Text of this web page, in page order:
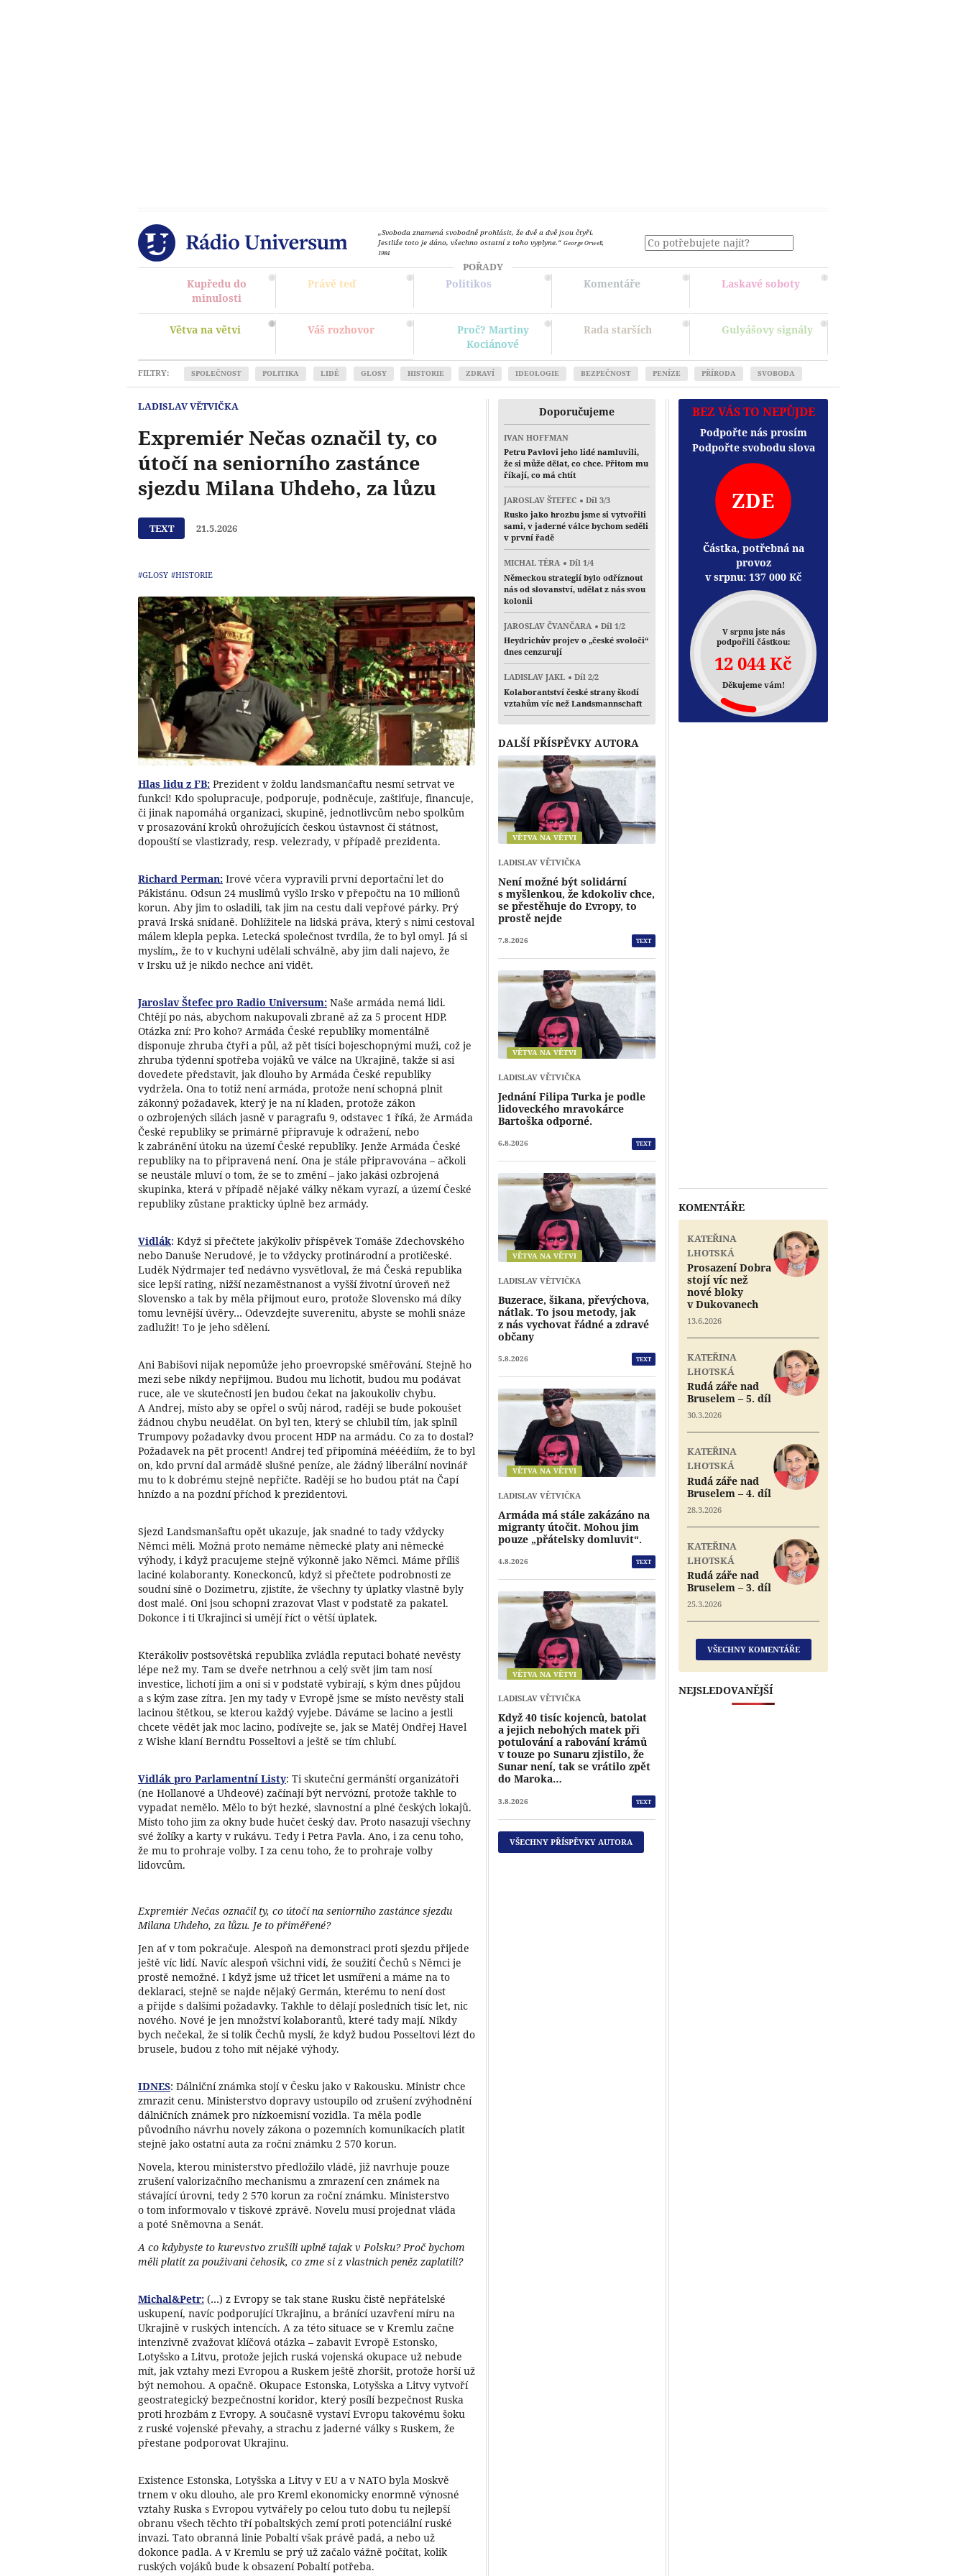
„Svoboda znamená svobodně prohlásit, že dvě a dvě jsou čtyři.
Jestliže toto je dáno, všechno ostatní z toho vyplyne.“ George Orwell,
1984
POŘADY
Kupředu do
minulosti
Právě teď Politikos Komentáře Laskavé soboty
Větva na větvi Váš rozhovor
Proč? Martiny
Kociánové
Rada starších Gulyášovy signály
FILTRY: SPOLEČNOST POLITIKA LIDÉ GLOSY HISTORIE ZDRAVÍ IDEOLOGIE BEZPEČNOST PENÍZE PŘÍRODA SVOBODA
LADISLAV VĚTVIČKA
Expremiér Nečas označil ty, co
útočí na seniorního zastánce
sjezdu Milana Uhdeho, za lůzu
TEXT 21.5.2026
#GLOSY #HISTORIE
Hlas lidu z FB: Prezident v žoldu landsmančaftu nesmí setrvat ve
funkci! Kdo spolupracuje, podporuje, podněcuje, zaštiťuje, financuje,
či jinak napomáhá organizaci, skupině, jednotlivcům nebo spolkům
v prosazování kroků ohrožujících českou ústavnost či státnost,
dopouští se vlastizrady, resp. velezrady, v případě prezidenta.
Richard Perman: Irové včera vypravili první deportační let do
Pákistánu. Odsun 24 muslimů vyšlo Irsko v přepočtu na 10 milionů
korun. Aby jim to osladili, tak jim na cestu dali vepřové párky. Prý
pravá Irská snídaně. Dohlížitele na lidská práva, který s nimi cestoval
málem klepla pepka. Letecká společnost tvrdila, že to byl omyl. Já si
myslím,, že to v kuchyni udělali schválně, aby jim dali najevo, že
v Irsku už je nikdo nechce ani vidět.
Jaroslav Štefec pro Radio Universum: Naše armáda nemá lidi.
Chtějí po nás, abychom nakupovali zbraně až za 5 procent HDP.
Otázka zní: Pro koho? Armáda České republiky momentálně
disponuje zhruba čtyři a půl, až pět tisíci bojeschopnými muži, což je
zhruba týdenní spotřeba vojáků ve válce na Ukrajině, takže si asi
dovedete představit, jak dlouho by Armáda České republiky
vydržela. Ona to totiž není armáda, protože není schopná plnit
zákonný požadavek, který je na ní kladen, protože zákon
o ozbrojených silách jasně v paragrafu 9, odstavec 1 říká, že Armáda
České republiky se primárně připravuje k odražení, nebo
k zabránění útoku na území České republiky. Jenže Armáda České
republiky na to připravená není. Ona je stále připravována – ačkoli
se neustále mluví o tom, že se to změní – jako jakási ozbrojená
skupinka, která v případě nějaké války někam vyrazí, a území České
republiky zůstane prakticky úplně bez armády.
Vidlák: Když si přečtete jakýkoliv příspěvek Tomáše Zdechovského
nebo Danuše Nerudové, je to vždycky protinárodní a protičeské.
Luděk Nýdrmajer teď nedávno vysvětloval, že má Česká republika
sice lepší rating, nižší nezaměstnanost a vyšší životní úroveň než
Slovensko a tak by měla přijmout euro, protože Slovensko má díky
tomu levnější úvěry… Odevzdejte suverenitu, abyste se mohli snáze
zadlužit! To je jeho sdělení.
Ani Babišovi nijak nepomůže jeho proevropské směřování. Stejně ho
mezi sebe nikdy nepřijmou. Budou mu lichotit, budou mu podávat
ruce, ale ve skutečnosti jen budou čekat na jakoukoliv chybu.
A Andrej, místo aby se opřel o svůj národ, raději se bude pokoušet
žádnou chybu neudělat. On byl ten, který se chlubil tím, jak splnil
Trumpovy požadavky dvou procent HDP na armádu. Co za to dostal?
Požadavek na pět procent! Andrej teď připomíná mééédiím, že to byl
on, kdo první dal armádě slušné peníze, ale žádný liberální novinář
mu to k dobrému stejně nepřičte. Raději se ho budou ptát na Čapí
hnízdo a na pozdní příchod k prezidentovi.
Sjezd Landsmanšaftu opět ukazuje, jak snadné to tady vždycky
Němci měli. Možná proto nemáme německé platy ani německé
výhody, i když pracujeme stejně výkonně jako Němci. Máme příliš
laciné kolaboranty. Koneckonců, když si přečtete podrobnosti ze
soudní síně o Dozimetru, zjistíte, že všechny ty úplatky vlastně byly
dost malé. Oni jsou schopni zrazovat Vlast v podstatě za pakatel.
Dokonce i ti Ukrajinci si umějí říct o větší úplatek.
Kterákoliv postsovětská republika zvládla reputaci bohaté nevěsty
lépe než my. Tam se dveře netrhnou a celý svět jim tam nosí
investice, lichotí jim a oni si v podstatě vybírají, s kým dnes půjdou
a s kým zase zítra. Jen my tady v Evropě jsme se místo nevěsty stali
lacinou štětkou, se kterou každý vyjebe. Dáváme se lacino a jestli
chcete vědět jak moc lacino, podívejte se, jak se Matěj Ondřej Havel
z Wishe klaní Berndtu Posseltovi a ještě se tím chlubí.
Vidlák pro Parlamentní Listy: Ti skuteční germánští organizátoři
(ne Hollanové a Uhdeové) začínají být nervózní, protože takhle to
vypadat nemělo. Mělo to být hezké, slavnostní a plné českých lokajů.
Místo toho jim za okny bude hučet český dav. Proto nasazují všechny
své žolíky a karty v rukávu. Tedy i Petra Pavla. Ano, i za cenu toho,
že mu to prohraje volby. I za cenu toho, že to prohraje volby
lidovcům.
Expremiér Nečas označil ty, co útočí na seniorního zastánce sjezdu
Milana Uhdeho, za lůzu. Je to přiměřené?
Jen ať v tom pokračuje. Alespoň na demonstraci proti sjezdu přijede
ještě víc lidí. Navíc alespoň všichni vidí, že soužití Čechů s Němci je
prostě nemožné. I když jsme už třicet let usmířeni a máme na to
deklaraci, stejně se najde nějaký Germán, kterému to není dost
a přijde s dalšími požadavky. Takhle to dělají posledních tisíc let, nic
nového. Nové je jen množství kolaborantů, které tady mají. Nikdy
bych nečekal, že si tolik Čechů myslí, že když budou Posseltovi lézt do
brusele, budou z toho mít nějaké výhody.
IDNES: Dálniční známka stojí v Česku jako v Rakousku. Ministr chce
zmrazit cenu. Ministerstvo dopravy ustoupilo od zrušení zvýhodnění
dálničních známek pro nízkoemisní vozidla. Ta měla podle
původního návrhu novely zákona o pozemních komunikacích platit
stejně jako ostatní auta za roční známku 2 570 korun.
Novela, kterou ministerstvo předložilo vládě, již navrhuje pouze
zrušení valorizačního mechanismu a zmrazení cen známek na
stávající úrovni, tedy 2 570 korun za roční známku. Ministerstvo
o tom informovalo v tiskové zprávě. Novelu musí projednat vláda
a poté Sněmovna a Senát.
A co kdybyste to kurevstvo zrušili uplně tajak v Polsku? Proč bychom
měli platit za použivani čehosik, co zme si z vlastnich peněz zaplatili?
Michal&Petr: (…) z Evropy se tak stane Rusku čistě nepřátelské
uskupení, navíc podporující Ukrajinu, a bránící uzavření míru na
Ukrajině v ruských intencích. A za této situace se v Kremlu začne
intenzivně zvažovat klíčová otázka – zabavit Evropě Estonsko,
Lotyšsko a Litvu, protože jejich ruská vojenská okupace už nebude
mít, jak vztahy mezi Evropou a Ruskem ještě zhoršit, protože horší už
být nemohou. A opačně. Okupace Estonska, Lotyšska a Litvy vytvoří
geostrategický bezpečnostní koridor, který posílí bezpečnost Ruska
proti hrozbám z Evropy. A současně vystaví Evropu takovému šoku
z ruské vojenské převahy, a strachu z jaderné války s Ruskem, že
přestane podporovat Ukrajinu.
Existence Estonska, Lotyšska a Litvy v EU a v NATO byla Moskvě
trnem v oku dlouho, ale pro Kreml ekonomicky enormně výnosné
vztahy Ruska s Evropou vytvářely po celou tuto dobu tu nejlepší
obranu všech těchto tří pobaltských zemí proti potenciální ruské
invazi. Tato obranná linie Pobaltí však právě padá, a nebo už
dokonce padla. A v Kremlu se prý už začalo vážně počítat, kolik
ruských vojáků bude k obsazení Pobaltí potřeba.
Doporučujeme
IVAN HOFFMAN
Petru Pavlovi jeho lidé namluvili,
že si může dělat, co chce. Přitom mu
říkají, co má chtít
JAROSLAV ŠTEFEC
Díl 3/3
Rusko jako hrozbu jsme si vytvořili
sami, v jaderné válce bychom seděli
v první řadě
MICHAL TÉRA
Díl 1/4
Německou strategií bylo odříznout
nás od slovanství, udělat z nás svou
kolonii
JAROSLAV ČVANČARA
Díl 1/2
Heydrichův projev o „české svoloči“
dnes cenzurují
LADISLAV JAKL
Díl 2/2
Kolaborantství české strany škodí
vztahům víc než Landsmannschaft
DALŠÍ PŘÍSPĚVKY AUTORA
VĚTVA NA VĚTVI
LADISLAV VĚTVIČKA
Není možné být solidární
s myšlenkou, že kdokoliv chce,
se přestěhuje do Evropy, to
prostě nejde
7.8.2026 TEXT
VĚTVA NA VĚTVI
LADISLAV VĚTVIČKA
Jednání Filipa Turka je podle
lidoveckého mravokárce
Bartoška odporné.
6.8.2026 TEXT
VĚTVA NA VĚTVI
LADISLAV VĚTVIČKA
Buzerace, šikana, převýchova,
nátlak. To jsou metody, jak
z nás vychovat řádné a zdravé
občany
5.8.2026 TEXT
VĚTVA NA VĚTVI
LADISLAV VĚTVIČKA
Armáda má stále zakázáno na
migranty útočit. Mohou jim
pouze „přátelsky domluvit“.
4.8.2026 TEXT
VĚTVA NA VĚTVI
LADISLAV VĚTVIČKA
Když 40 tisíc kojenců, batolat
a jejich nebohých matek při
potulování a rabování krámů
v touze po Sunaru zjistilo, že
Sunar není, tak se vrátilo zpět
do Maroka…
3.8.2026 TEXT
VŠECHNY PŘÍSPĚVKY AUTORA
BEZ VÁS TO NEPŮJDE
Podpořte nás prosím
Podpořte svobodu slova
ZDE
Částka, potřebná na
provoz
v srpnu: 137 000 Kč
V srpnu jste nás
podpořili částkou:
12 044 Kč
Děkujeme vám!
KOMENTÁŘE
KATEŘINA
LHOTSKÁ
Prosazení Dobra
stojí víc než
nové bloky
v Dukovanech
13.6.2026
KATEŘINA
LHOTSKÁ
Rudá záře nad
Bruselem – 5. díl
30.3.2026
KATEŘINA
LHOTSKÁ
Rudá záře nad
Bruselem – 4. díl
28.3.2026
KATEŘINA
LHOTSKÁ
Rudá záře nad
Bruselem – 3. díl
25.3.2026
VŠECHNY KOMENTÁŘE
NEJSLEDOVANĚJŠÍ